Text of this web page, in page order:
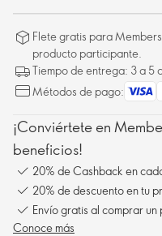
Flete gratis para
producto participante.
Tiempo de entrega: 3 a 5
Métodos de pago:
¡Conviértete en
beneficios!
20% de Cashback en
20% de descuento en tu
Envío gratis al comprar
Conoce más